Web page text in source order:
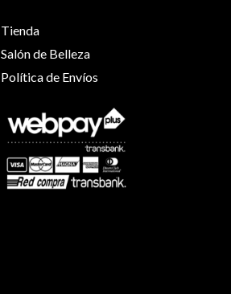
Tienda
Salón de Belleza
Política de Envíos